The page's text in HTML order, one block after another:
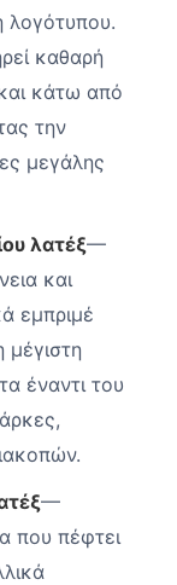
λογότυπου.
καθαρή
κάτω από
την
μεγάλης
λατέξ—
και
εμπριμέ
μέγιστη
έναντι του
—
που πέφτει